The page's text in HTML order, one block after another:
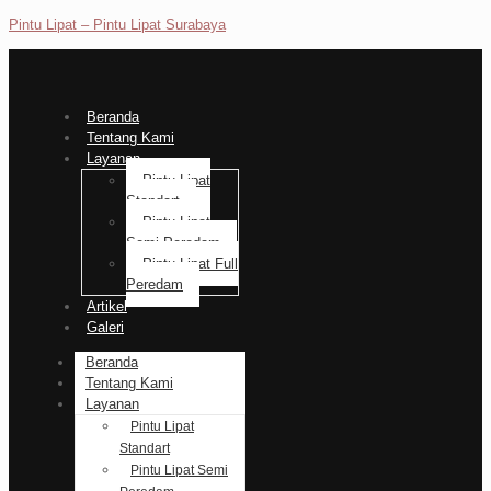
Pintu Lipat – Pintu Lipat Surabaya
Beranda
Tentang Kami
Layanan
Pintu Lipat
Standart
Pintu Lipat
Semi Peredam
Pintu Lipat Full
Peredam
Artikel
Galeri
Beranda
Tentang Kami
Layanan
Pintu Lipat
Standart
Pintu Lipat Semi